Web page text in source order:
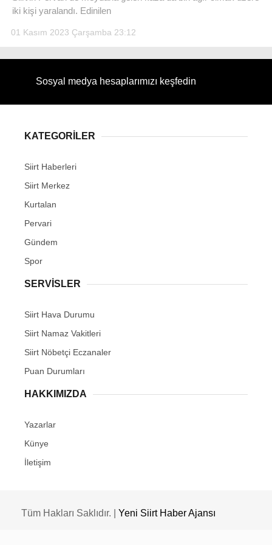
Facebook
iki kişi yaralandı. Edinilen
01 Kasım 2023 Çarşamba 23:12
Sosyal medya hesaplarımızı keşfedin
KATEGORİLER
Siirt Haberleri
Siirt Merkez
Kurtalan
Pervari
Gündem
Spor
SERVİSLER
Siirt Hava Durumu
Siirt Namaz Vakitleri
Siirt Nöbetçi Eczanaler
Puan Durumları
HAKKIMIZDA
Yazarlar
Künye
İletişim
Tüm Hakları Saklıdır. | Yeni Siirt Haber Ajansı